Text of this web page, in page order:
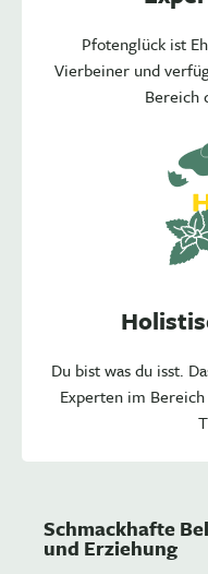
Pfotenglück ist
Vierbeiner und
Bereich
Du bist was du isst.
Experten im
Schmackhafte
und Erziehung